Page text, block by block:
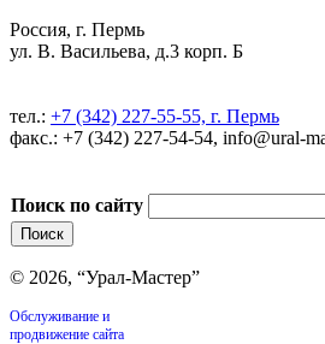
Россия, г. Пермь
ул. В. Васильева, д.3 корп. Б
тел.: +7 (342) 227-55-55, г. Пермь
факс.: +7 (342) 227-54-54, info@ural-
Поиск по сайту
© 2026, “Урал-Мастер”
Обслуживание и
продвижение сайта